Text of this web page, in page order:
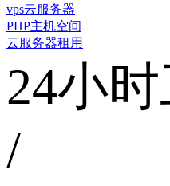
vps云服务器
PHP主机空间
云服务器租用
24小
/